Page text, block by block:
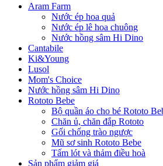
Aram Farm
Nước ép hoa quả
Nước ép lê hoa chuông
Nước hồng sâm Hi Dino
Cantabile
Ki&Young
Lusol
Mom's Choice
Nước hồng sâm Hi Dino
Rototo Bebe
Bộ quần áo cho bé Rototo
Chăn ủ, chăn đắp Rototo
Gối chống trào ngược
Mũ sơ sinh Rototo Bebe
Tấm lót và thảm điều hoà
Sản phẩm giảm giá